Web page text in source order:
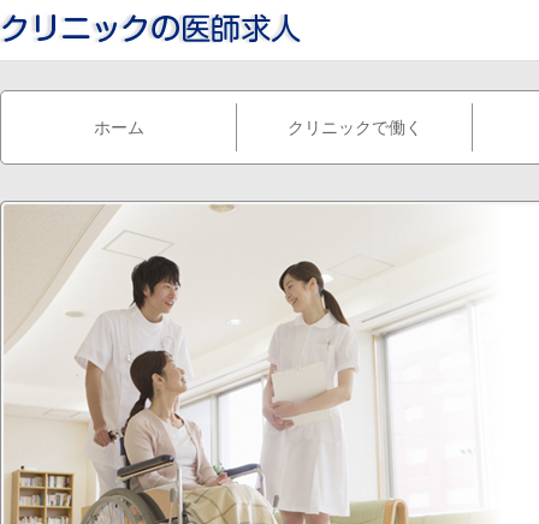
ホーム クリニックで働く